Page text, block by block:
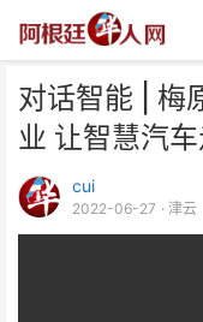
对话智能 | 梅
业 让智慧汽
cui
2022-06-27 · 津云